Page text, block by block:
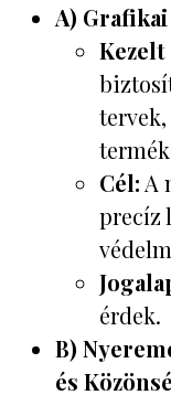
A)
Kezelt
Cél: A
precíz
érdek.
B)
és